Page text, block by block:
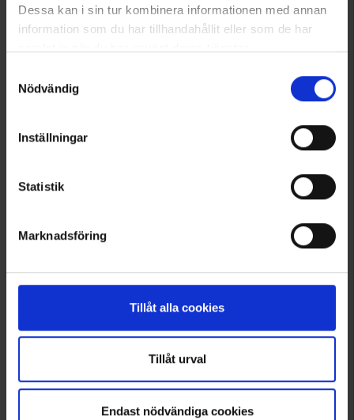
Dessa kan i sin tur kombinera informationen med annan
information som du har tillhandahållit eller som de har
Nödvändig
Inställningar
Statistik
Marknadsföring
Tillåt alla cookies
Tillåt urval
Endast nödvändiga cookies
139 € 139 €
Herren Hemd Sunne
3096
Herren Jagdhemd Vännäs
29 €